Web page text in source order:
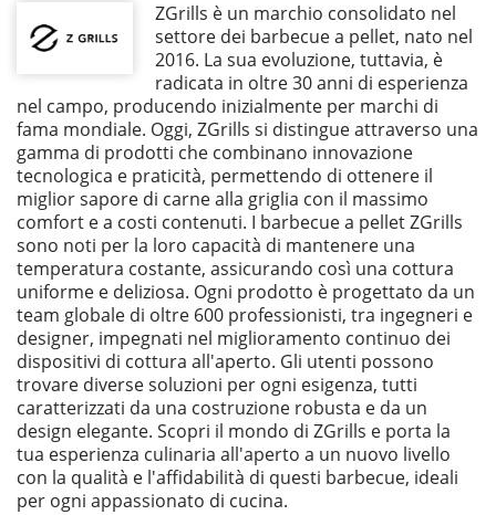
ZGrills è un marchio consolidato nel
settore dei barbecue a pellet, nato nel
2016. La sua evoluzione, tuttavia, è
radicata in oltre 30 anni di esperienza
nel campo, producendo inizialmente per marchi di
fama mondiale. Oggi, ZGrills si distingue attraverso una
gamma di prodotti che combinano innovazione
tecnologica e praticità, permettendo di ottenere il
miglior sapore di carne alla griglia con il massimo
comfort e a costi contenuti. I barbecue a pellet ZGrills
sono noti per la loro capacità di mantenere una
temperatura costante, assicurando così una cottura
uniforme e deliziosa. Ogni prodotto è progettato da un
team globale di oltre 600 professionisti, tra ingegneri e
designer, impegnati nel miglioramento continuo dei
dispositivi di cottura all'aperto. Gli utenti possono
trovare diverse soluzioni per ogni esigenza, tutti
caratterizzati da una costruzione robusta e da un
design elegante. Scopri il mondo di ZGrills e porta la
tua esperienza culinaria all'aperto a un nuovo livello
con la qualità e l'affidabilità di questi barbecue, ideali
per ogni appassionato di cucina.